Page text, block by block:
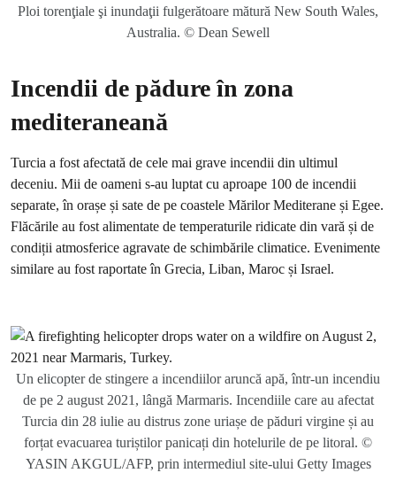
Ploi torenţiale şi inundaţii fulgerătoare mătură New South Wales,
Australia. © Dean Sewell
Incendii de pădure în zona
mediteraneană
Turcia a fost afectată de cele mai grave incendii din ultimul
deceniu. Mii de oameni s-au luptat cu aproape 100 de incendii
separate, în orașe și sate de pe coastele Mărilor Mediterane și Egee.
Flăcările au fost alimentate de temperaturile ridicate din vară și de
condiții atmosferice agravate de schimbările climatice. Evenimente
similare au fost raportate în Grecia, Liban, Maroc și Israel.
Un elicopter de stingere a incendiilor aruncă apă, într-un incendiu
de pe 2 august 2021, lângă Marmaris. Incendiile care au afectat
Turcia din 28 iulie au distrus zone uriașe de păduri virgine și au
forțat evacuarea turiștilor panicați din hotelurile de pe litoral. ©
YASIN AKGUL/AFP, prin intermediul site-ului Getty Images